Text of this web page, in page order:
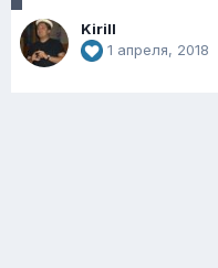
Kirill
1 апреля, 2018